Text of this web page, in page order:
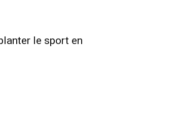
le sport en